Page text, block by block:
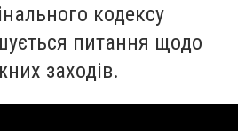
кодексу
питання щодо
заходів.